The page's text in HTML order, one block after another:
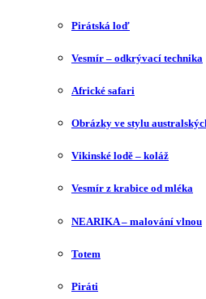
Pirátská loď
Vesmír – odkrývací technika
Africké safari
Obrázky ve stylu
Vikinské lodě – koláž
Vesmír z krabice od mléka
NEARIKA – malování vlnou
Totem
Piráti